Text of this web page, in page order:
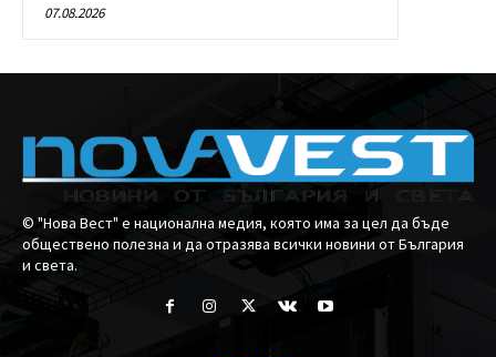
07.08.2026
© "Нова Вест" е национална медия, която има за цел да бъде
обществено полезна и да отразява всички новини от България
и света.